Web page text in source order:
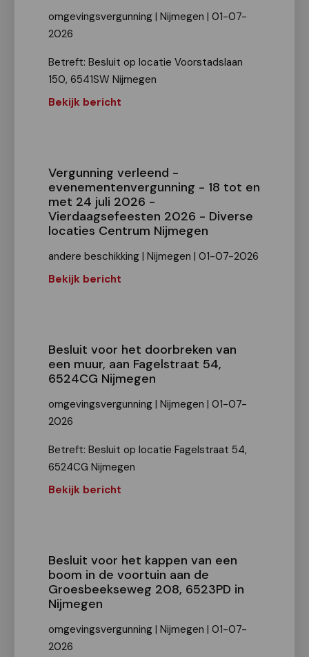
omgevingsvergunning | Nijmegen | 01-07-
2026
Betreft: Besluit op locatie Voorstadslaan
150, 6541SW Nijmegen
Bekijk bericht
Vergunning verleend -
evenementenvergunning - 18 tot en
met 24 juli 2026 -
Vierdaagsefeesten 2026 - Diverse
locaties Centrum Nijmegen
andere beschikking | Nijmegen | 01-07-2026
Bekijk bericht
Besluit voor het doorbreken van
een muur, aan Fagelstraat 54,
6524CG Nijmegen
omgevingsvergunning | Nijmegen | 01-07-
2026
Betreft: Besluit op locatie Fagelstraat 54,
6524CG Nijmegen
Bekijk bericht
Besluit voor het kappen van een
boom in de voortuin aan de
Groesbeekseweg 208, 6523PD in
Nijmegen
omgevingsvergunning | Nijmegen | 01-07-
2026